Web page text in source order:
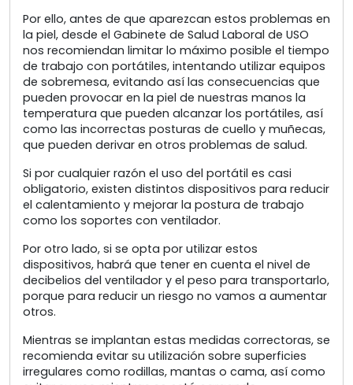
Por ello, antes de que aparezcan estos problemas en
la piel, desde el Gabinete de Salud Laboral de USO
nos recomiendan limitar lo máximo posible el tiempo
de trabajo con portátiles, intentando utilizar equipos
de sobremesa, evitando así las consecuencias que
pueden provocar en la piel de nuestras manos la
temperatura que pueden alcanzar los portátiles, así
como las incorrectas posturas de cuello y muñecas,
que pueden derivar en otros problemas de salud.
Si por cualquier razón el uso del portátil es casi
obligatorio, existen distintos dispositivos para reducir
el calentamiento y mejorar la postura de trabajo
como los soportes con ventilador.
Por otro lado, si se opta por utilizar estos
dispositivos, habrá que tener en cuenta el nivel de
decibelios del ventilador y el peso para transportarlo,
porque para reducir un riesgo no vamos a aumentar
otros.
Mientras se implantan estas medidas correctoras, se
recomienda evitar su utilización sobre superficies
irregulares como rodillas, mantas o cama, así como